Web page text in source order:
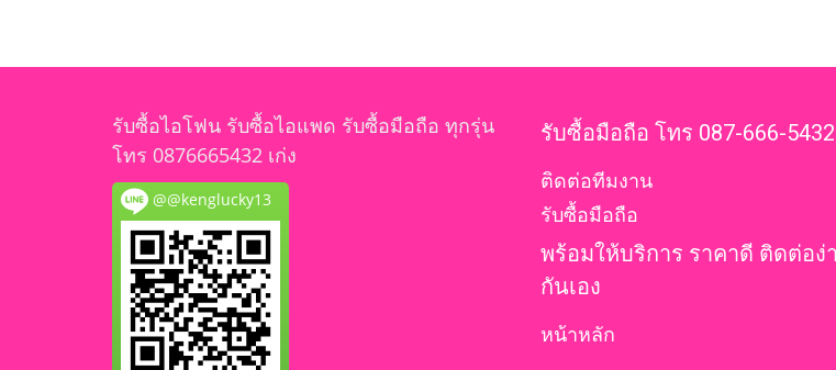
รับซื้อไอโฟน รับซื้อไอแพด รับซื้อมือถือ ทุกรุ่น
โทร 0876665432 เก่ง
@@kenglucky13
รับซื้อมือถือ โทร 087-666-5432
ติดต่อทีมงาน
รับซื้อมือถือ
พร้อมให้บริการ ราคาดี ติดต่อง่
กันเอง
หน้าหลัก